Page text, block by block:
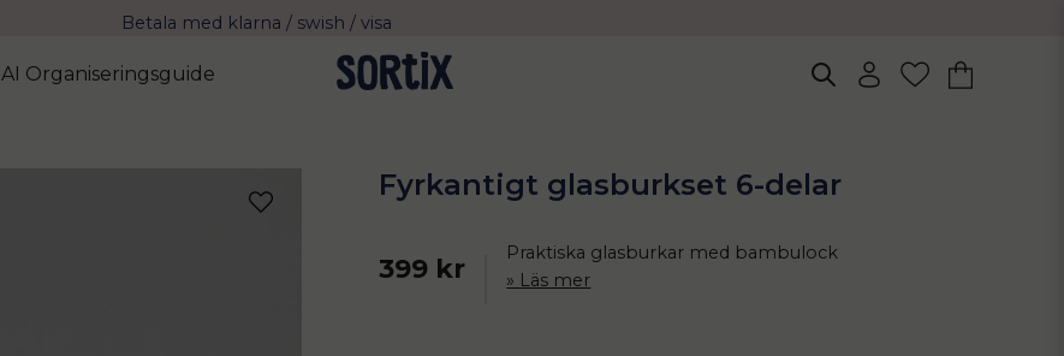
Fri frakt över 799 kr eller vid avhämtning
Leverans 2-4 arbetsdagar med Postnord
AI Organiseringsguide
Fyrkantigt glasburkset 6-delar
399 kr
Praktiska glasburkar med bambulock
Läs mer